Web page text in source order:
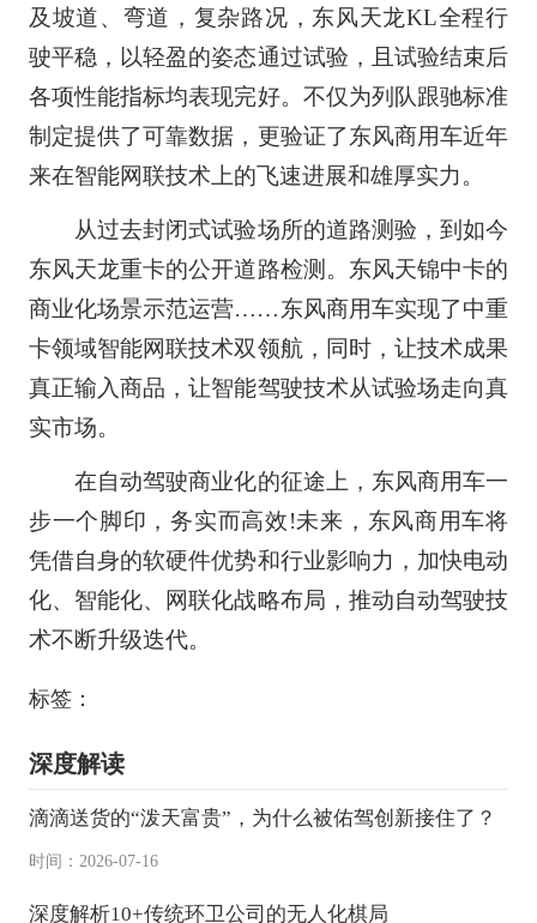
及坡道、弯道，复杂路况，东风天龙KL全程行
驶平稳，以轻盈的姿态通过试验，且试验结束后
各项性能指标均表现完好。不仅为列队跟驰标准
制定提供了可靠数据，更验证了东风商用车近年
来在智能网联技术上的飞速进展和雄厚实力。
从过去封闭式试验场所的道路测验，到如今
东风天龙重卡的公开道路检测。东风天锦中卡的
商业化场景示范运营……东风商用车实现了中重
卡领域智能网联技术双领航，同时，让技术成果
真正输入商品，让智能驾驶技术从试验场走向真
实市场。
在自动驾驶商业化的征途上，东风商用车一
步一个脚印，务实而高效!未来，东风商用车将
凭借自身的软硬件优势和行业影响力，加快电动
化、智能化、网联化战略布局，推动自动驾驶技
术不断升级迭代。
标签：
深度解读
滴滴送货的“泼天富贵”，为什么被佑驾创新接住了？
时间：2026-07-16
深度解析10+传统环卫公司的无人化棋局